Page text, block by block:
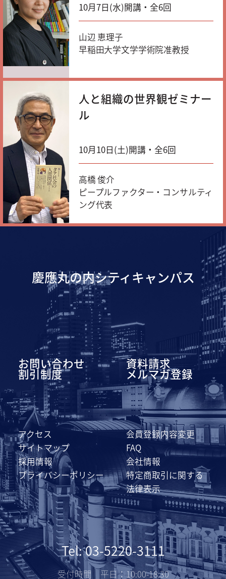
10月7日(水)開講・全6回
山辺 恵理子
早稲田大学文学学術院准教授
人と組織の世界観ゼミナー
ル
10月10日(土)開講・全6回
高橋 俊介
ピープルファクター・コンサルティ
ング代表
慶應丸の内シティキャンパス
お問い合わせ 資料請求
割引制度 メルマガ登録
アクセス
会員登録内容変更
サイトマップ
FAQ
採用情報
会社情報
プライバシーポリシー
特定商取引に関する
法律表示
Tel: 03-5220-3111
受付時間 平日：10:00-18:30